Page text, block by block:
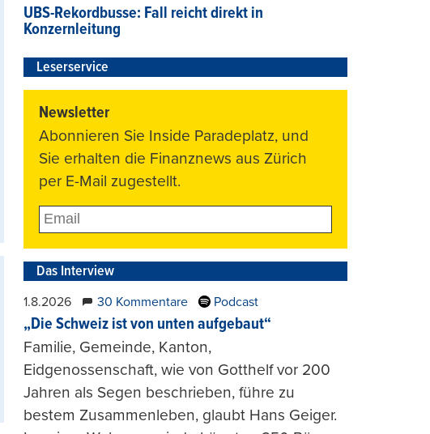
UBS-Rekordbusse: Fall reicht direkt in
Konzernleitung
Leserservice
Newsletter
Abonnieren Sie Inside Paradeplatz, und
Sie erhalten die Finanznews aus Zürich
per E-Mail zugestellt.
Das Interview
1.8.2026 30 Kommentare Podcast
„Die Schweiz ist von unten aufgebaut“
Familie, Gemeinde, Kanton,
Eidgenossenschaft, wie von Gotthelf vor 200
Jahren als Segen beschrieben, führe zu
bestem Zusammenleben, glaubt Hans Geiger.